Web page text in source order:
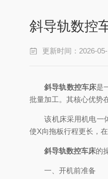
斜导轨数控
更新时间：2026-
斜导轨数控车床是
批量加工。其核心优势
该机床采用机电一体
使X向拖板行程更长，
斜导轨数控车床的
一、开机前准备